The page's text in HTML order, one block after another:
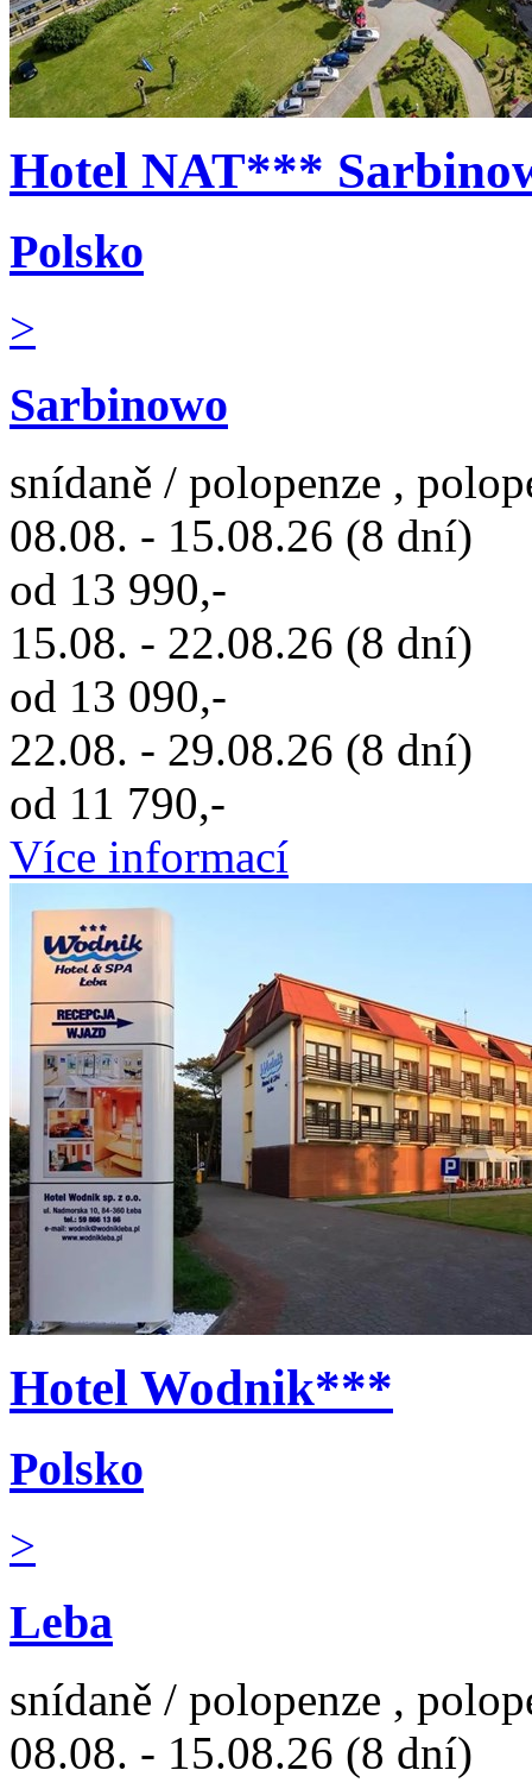
Hotel NAT***
Polsko
>
Sarbinowo
snídaně / polopenze ,
08.08. - 15.08.26 (8 dní)
od 13 990,-
15.08. - 22.08.26 (8 dní)
od 13 090,-
22.08. - 29.08.26 (8 dní)
od 11 790,-
Více informací
Hotel Wodnik***
Polsko
>
Leba
snídaně / polopenze ,
08.08. - 15.08.26 (8 dní)